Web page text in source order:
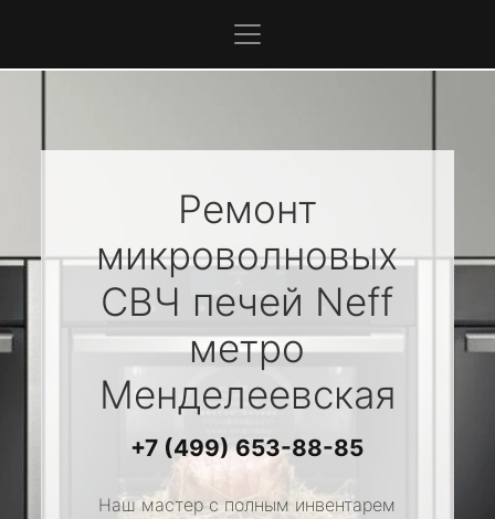
Ремонт
микроволновых
СВЧ печей Neff
метро
Менделеевская
+7 (499) 653-88-85
Наш мастер с полным инвентарем